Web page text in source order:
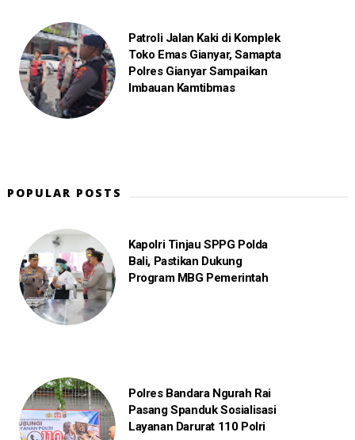
Patroli Jalan Kaki di Komplek
Toko Emas Gianyar, Samapta
Polres Gianyar Sampaikan
Imbauan Kamtibmas
POPULAR POSTS
Kapolri Tinjau SPPG Polda
Bali, Pastikan Dukung
Program MBG Pemerintah
Polres Bandara Ngurah Rai
Pasang Spanduk Sosialisasi
Layanan Darurat 110 Polri